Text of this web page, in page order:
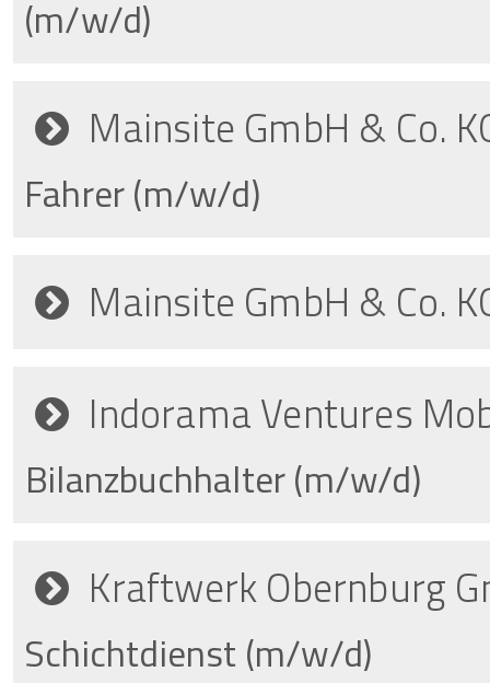
(m/w/d)
Mainsite GmbH & Co.
Fahrer (m/w/d)
Mainsite GmbH & Co.
Indorama Ventures
Bilanzbuchhalter (m/w/d)
Kraftwerk Obernburg
Schichtdienst (m/w/d)